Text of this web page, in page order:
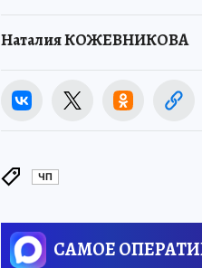
Наталия КОЖЕВНИКОВА
ЧП
САМОЕ